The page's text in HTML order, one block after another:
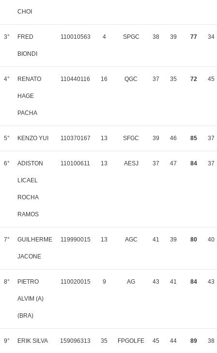
CHOI
3° FRED
BIONDI
110010563 4 SPGC 38 39 77 34
4° RENATO
HAGE
PACHA
110440116 16 QGC 37 35 72 45
5° KENZO YUI 110370167 13 SFGC 39 46 85 37
6° ADISTON
LICAEL
ROCHA
RAMOS
110100611 13 AESJ 37 47 84 37
7° GUILHERME
JACONE
119990015 13 AGC 41 39 80 40
8° PIETRO
ALVIM (A)
(BRA)
110020015 9 AG 43 41 84 43
9° ERIK SILVA 159096313 35 FPGOLFE 45 44 89 38